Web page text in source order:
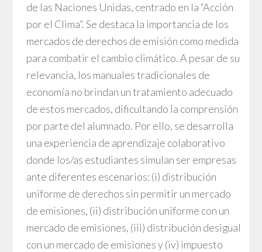
de las Naciones Unidas, centrado en la “Acción
por el Clima”. Se destaca la importancia de los
mercados de derechos de emisión como medida
para combatir el cambio climático. A pesar de su
relevancia, los manuales tradicionales de
economía no brindan un tratamiento adecuado
de estos mercados, dificultando la comprensión
por parte del alumnado. Por ello, se desarrolla
una experiencia de aprendizaje colaborativo
donde los/as estudiantes simulan ser empresas
ante diferentes escenarios: (i) distribución
uniforme de derechos sin permitir un mercado
de emisiones, (ii) distribución uniforme con un
mercado de emisiones, (iii) distribución desigual
con un mercado de emisiones y (iv) impuesto